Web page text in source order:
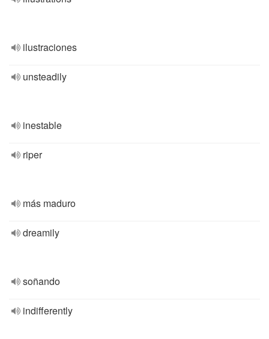
ilustraciones
unsteadily
inestable
riper
más maduro
dreamily
soñando
indifferently